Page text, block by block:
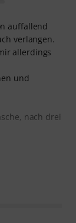
auffallend
verlangen.
allerdings
und
nach drei